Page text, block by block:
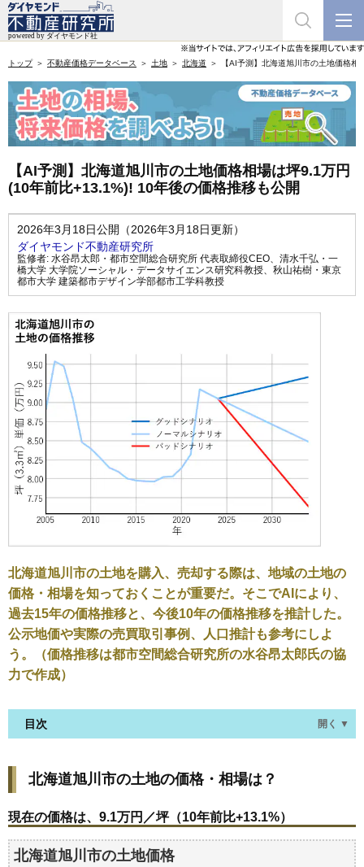
トップ 不動産価格データベース 土地 北海道 【AI予測】北海道旭川市の土地価格
【AI予測】北海道旭川市の土地価格相場は坪9.1万円
(10年前比+13.1%)! 10年後の価格推移も公開
2026年3月18日公開（2026年3月18日更新）
ダイヤモンド不動産研究所
監修者: 水谷昂太郎・都市空間総合研究所 代表取締役CEO、 清水千弘・一
橋大学 大学院ソーシャル・データサイエンス研究科教授、 秋山祐樹・東京
都市大学 建築都市デザイン学部都市工学科教授
北海道旭川市の土地を購入、売却する際は、地域の土地の
価格・相場を知っておくことが重要だ。そこでAIにより、
過去15年の価格推移と、今後10年の価格推移を推計した。
公示地価や実際の売買取引事例、人口推計も参考にしよ
う。（価格推移は都市空間総合研究所の水谷昂太郎氏の協
力で作成）
目次 開く ▼
現在の価格は、9.1万円／坪（10年前比+13.1%）
価格を詳細に分析しよう
北海道旭川市の土地の過去の売買事例
北海道旭川市の土地の価格・相場は？
現在の価格は、9.1万円／坪（10年前比+13.1%）
北海道旭川市の土地価格